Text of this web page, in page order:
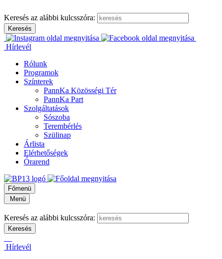
Keresés az alábbi kulcsszóra:
Hírlevél
Rólunk
Programok
Színterek
PannKa Közösségi Tér
PannKa Part
Szolgáltatások
Sószoba
Terembérlés
Szülinap
Árlista
Elérhetőségek
Órarend
Főmenü
Menü
Keresés az alábbi kulcsszóra:
Hírlevél